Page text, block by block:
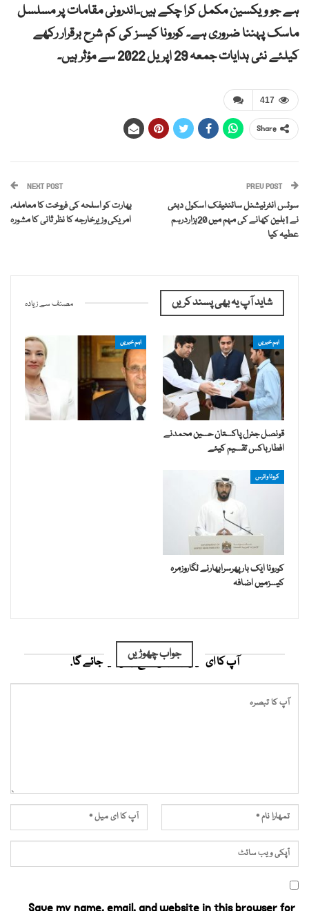
ہے جو ویکسین مکمل کرا چکے ہیں۔اندرونی مقامات پر مسلسل
ماسک پہننا ضروری ہے۔ کورونا کیسز کی کم شرح برقرار رکھے
کیلئے نئی ہدایات جمعہ 29 اپریل 2022 سے مؤثر ہیں۔
417
Share
PREV POST
سوئس انٹرنیشنل سائنٹیفک اسکول دبئی
نے 1بلین کھانے کی مہم میں 20ہزاردرہم
عطیہ کیا
NEXT POST
بھارت کو اسلحہ کی فروخت کا معاملہ،
امریکی وزیرخارجہ کا نظر ثانی کا مشورہ
شاید آپ یہ بھی پسند کریں مصنف سے زیادہ
اہم خبریں
قونصل جنرل پاکستان حسین محمدنے
افطارباکس تقسیم کیئے
اہم خبریں
کرونا وائرس
کورونا ایک بارپھرسرابھارنے لگاروزمرہ
کیسزمیں اضافہ
جواب چھوڑیں
آپ کا ای میل ایڈریس شائع نہیں کیا جائے گا.